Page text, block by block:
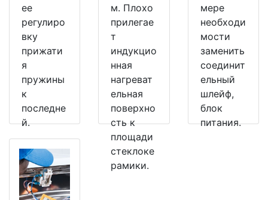
ее
регулиро
вку
прижати
я
пружины
к
последне
й.
м. Плохо
прилегае
т
индукцио
нная
нагреват
ельная
поверхно
сть к
площади
стеклоке
рамики.
мере
необходи
мости
заменить
соединит
ельный
шлейф,
блок
питания.